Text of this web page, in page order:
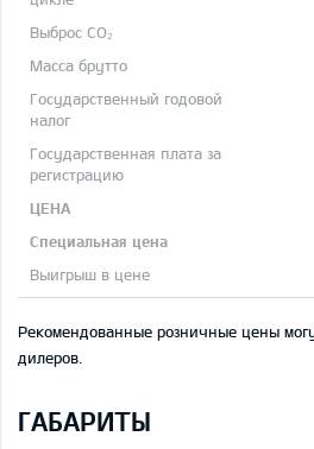
Рекомендованные розничные цены
дилеров.
ГАБАРИТЫ